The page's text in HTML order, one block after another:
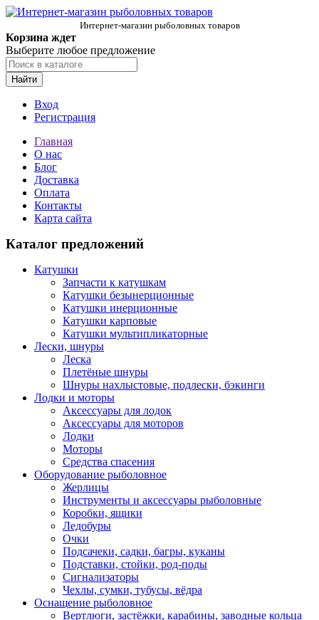
Интернет-магазин рыболовных товаров
Корзина ждет
Выберите любое предложение
Найти
Вход
Регистрация
Главная
О нас
Блог
Доставка
Оплата
Контакты
Карта сайта
Каталог предложений
Катушки
Запчасти к катушкам
Катушки безынерционные
Катушки инерционные
Катушки карповые
Катушки мультипликаторные
Лески, шнуры
Леска
Плетёные шнуры
Шнуры нахлыстовые, подлески, бэкинги
Лодки и моторы
Аксессуары для лодок
Аксессуары для моторов
Лодки
Моторы
Средства спасения
Оборудование рыболовное
Жерлицы
Инструменты и аксессуары рыболовные
Коробки, ящики
Ледобуры
Очки
Подсачеки, садки, багры, куканы
Подставки, стойки, род-поды
Сигнализаторы
Чехлы, сумки, тубусы, вёдра
Оснащение рыболовное
Вертлюги, застёжки, карабины, заводные кольца